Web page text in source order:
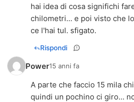
hai idea di cosa significhi
chilometri... e poi visto che
ce l'hai tul. sfigato.
Rispondi
Power15 anni fa
A parte che faccio 15 mila
quindi un pochino ci giro...